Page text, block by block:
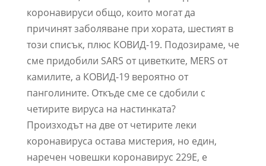
коронавируси общо, които могат да
причинят заболяване при хората, шестият в
този списък, плюс КОВИД-19. Подозираме, че
сме придобили SARS от циветките, MERS от
камилите, а КОВИД-19 вероятно от
панголините. Откъде сме се сдобили с
четирите вируса на настинката?
Произходът на две от четирите леки
коронавируса остава мистерия, но един,
наречен човешки коронавирус 229Е, е